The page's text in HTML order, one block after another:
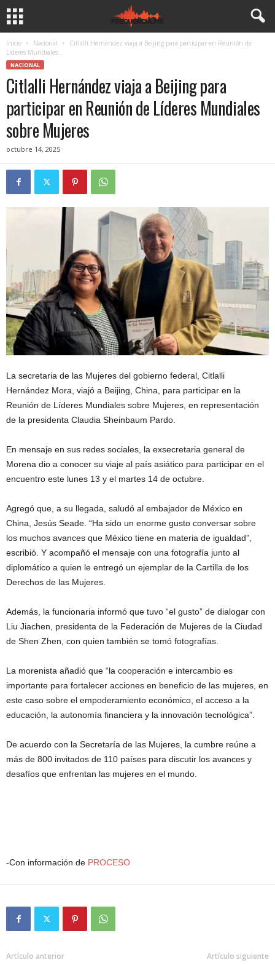
Inicio Nacional
Citlalli Hernández viaja a Beijing para participar en Reunión de
Líderes Mundiales...
NACIONAL
Citlalli Hernández viaja a Beijing para
participar en Reunión de Líderes Mundiales
sobre Mujeres
octubre 14, 2025
La secretaria de las Mujeres del gobierno federal, Citlalli
Hernández Mora, viajó a Beijing, China, para participar en la
Reunión de Líderes Mundiales sobre Mujeres, en representación
de la presidenta Claudia Sheinbaum Pardo.
En mensaje en sus redes sociales, la exsecretaria general de
Morena dio a conocer su viaje al país asiático para participar en el
encuentro este lunes 13 y el martes 14 de octubre.
Agregó que, a su llegada, saludó al embajador de México en
China, Jesús Seade. “Ha sido un enorme gusto conversar sobre
los muchos avances que México tiene en materia de igualdad”,
escribió. Y acompañó el mensaje con una fotografía junto al
diplomático a quien le entregó un ejemplar de la Cartilla de los
Derechos de las Mujeres.
Además, la funcionaria informó que tuvo “el gusto” de dialogar con
Liu Jiachen, presidenta de la Federación de Mujeres de la Ciudad
de Shen Zhen, con quien también se tomó fotografías.
La morenista añadió que “la cooperación e intercambio es
importante para fortalecer acciones en beneficio de las mujeres, en
este caso sobre el empoderamiento económico, el acceso a la
educación, la autonomía financiera y la innovación tecnológica”.
De acuerdo con la Secretaría de las Mujeres, la cumbre reúne a
más de 800 invitados de 110 países para discutir los avances y
desafíos que enfrentan las mujeres en el mundo.
-Con información de PROCESO
Artículo anterior Artículo siguiente